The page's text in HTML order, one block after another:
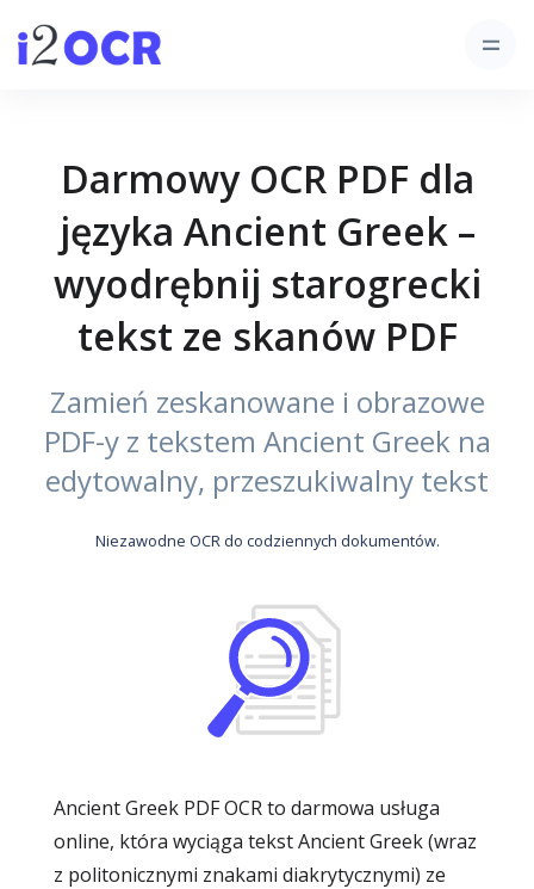
Darmowy OCR PDF dla
języka Ancient Greek –
wyodrębnij starogrecki
tekst ze skanów PDF
Zamień zeskanowane i obrazowe
PDF-y z tekstem Ancient Greek na
edytowalny, przeszukiwalny tekst
Niezawodne OCR do codziennych dokumentów.
Ancient Greek PDF OCR to darmowa usługa
online, która wyciąga tekst Ancient Greek (wraz
z politonicznymi znakami diakrytycznymi) ze